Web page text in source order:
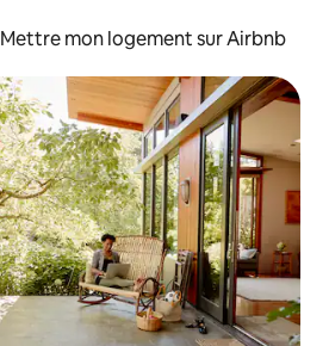
Mettre mon logement sur Airbnb